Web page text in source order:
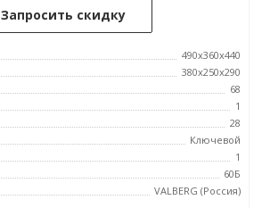
Запросить скидку
490x360x440
380x250x290
68
1
28
Ключевой
1
60Б
VALBERG (Россия)